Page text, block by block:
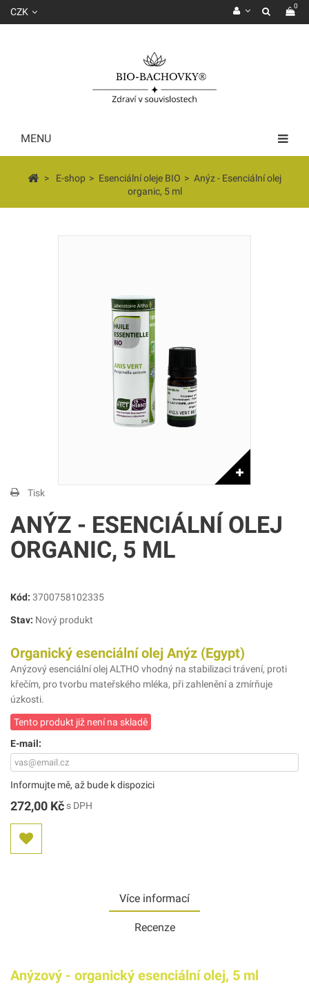
0
CZK
MENU
> E-shop > Esenciální oleje BIO > Anýz - Esenciální olej
organic, 5 ml
Tisk
ANÝZ - ESENCIÁLNÍ OLEJ
ORGANIC, 5 ML
Kód: 3700758102335
Stav: Nový produkt
Organický esenciální olej Anýz (Egypt)
Anýzový esenciální olej ALTHO vhodný na stabilizaci trávení, proti
křečím, pro tvorbu mateřského mléka, při zahlenění a zmírňuje
úzkosti.
Tento produkt již není na skladě
E-mail:
Informujte mě, až bude k dispozici
272,00 Kč s DPH
Více informací
Recenze
Anýzový - organický esenciální olej, 5 ml